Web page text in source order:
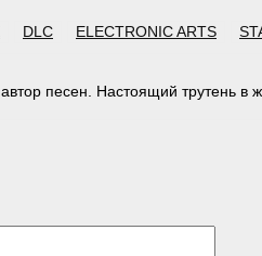
DLC ELECTRONIC ARTS
песен. Настоящий трутень в